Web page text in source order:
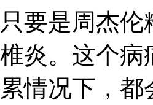
只要是周杰
椎炎。这个病
累情况下，